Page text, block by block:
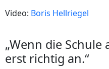
Video: Boris Hellriegel
„Wenn die
erst richtig an.“